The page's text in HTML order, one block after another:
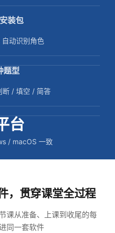
装包
自动识别角色
题型
断 / 填空 / 简答
台
/ macOS 一致
，贯穿课堂全过程
课从准备、上课到收尾的每
同一套软件